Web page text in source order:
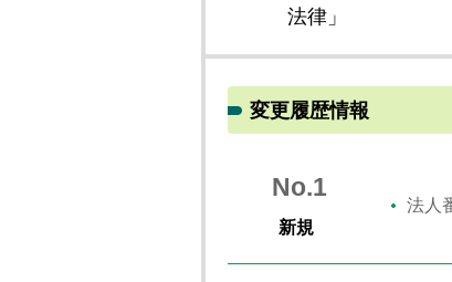
法律」
変更履歴情報
No.1
新規
法人